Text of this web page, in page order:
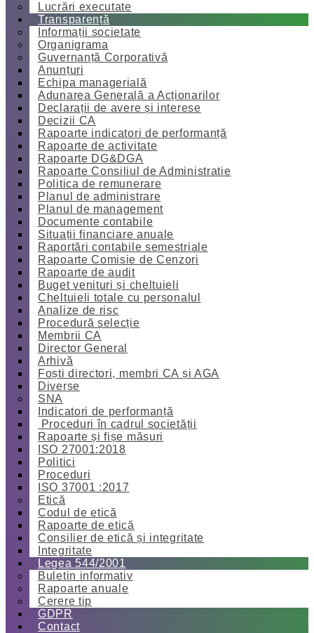
Lucrări executate
Transparență
Informații societate
Organigrama
Guvernanță Corporativă
Anunțuri
Echipa managerială
Adunarea Generală a Acționarilor
Declarații de avere și interese
Decizii CA
Rapoarte indicatori de performanță
Rapoarte de activitate
Rapoarte DG&DGA
Rapoarte Consiliul de Administratie
Politica de remunerare
Planul de administrare
Planul de management
Documente contabile
Situații financiare anuale
Raportări contabile semestriale
Rapoarte Comisie de Cenzori
Rapoarte de audit
Buget venituri și cheltuieli
Cheltuieli totale cu personalul
Analize de risc
Procedură selecție
Membrii CA
Director General
Arhivă
Foști directori, membri CA și AGA
Diverse
SNA
Indicatori de performanță
Proceduri în cadrul societății
Rapoarte și fișe măsuri
ISO 27001:2018
Politici
Proceduri
ISO 37001 :2017
Etică
Codul de etică
Rapoarte de etică
Consilier de etică și integritate
Integritate
Legea 544/2001
Buletin informativ
Rapoarte anuale
Cerere tip
GDPR
Contact